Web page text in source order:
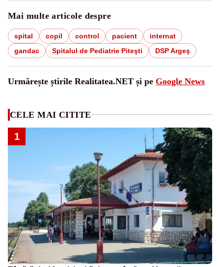
Mai multe articole despre
spital copil control pacient
internat
gandac
Spitalul de Pediatrie Piteşti DSP Argeş
Urmărește știrile Realitatea.NET și pe Google News
CELE MAI CITITE
1